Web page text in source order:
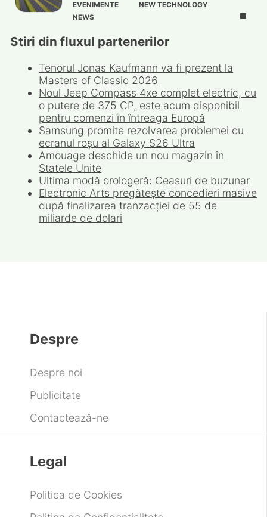
EVENIMENTE
NEW TECHNOLOGY
NEWS
Stiri din fluxul partenerilor
Tenorul Jonas Kaufmann va fi prezent la
Masters of Classic 2026
Noul Jeep Compass 4xe complet electric, cu
o putere de 375 CP, este acum disponibil
pentru comenzi în întreaga Europă
Samsung promite rezolvarea problemei cu
ecranul roșu al Galaxy S26 Ultra
după finalizarea tranzacției de 55 de